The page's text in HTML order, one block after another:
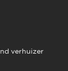
verhuizer